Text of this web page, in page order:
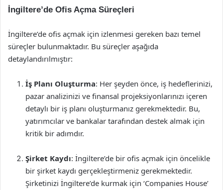
İngiltere’de Ofis Açma Süreçleri
İngiltere’de ofis açmak için izlenmesi gereken bazı temel
süreçler bulunmaktadır. Bu süreçler aşağıda
detaylandırılmıştır:
İş Planı Oluşturma: Her şeyden önce, iş hedeflerinizi,
pazar analizinizi ve finansal projeksiyonlarınızı içeren
detaylı bir iş planı oluşturmanız gerekmektedir. Bu,
yatırımcılar ve bankalar tarafından destek almak için
kritik bir adımdır.
Şirket Kaydı: İngiltere’de bir ofis açmak için öncelikle
bir şirket kaydı gerçekleştirmeniz gerekmektedir.
Şirketinizi İngiltere’de kurmak için ‘Companies House’